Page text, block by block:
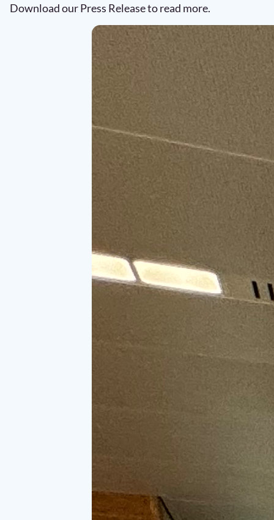
Download our Press Release to read more.